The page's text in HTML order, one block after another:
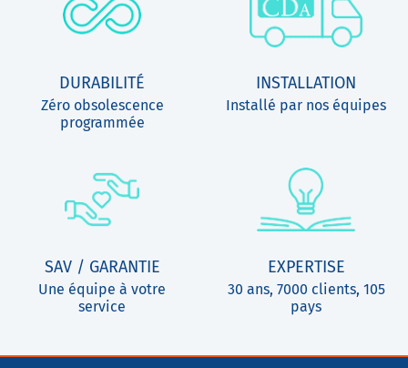
DURABILITÉ
Zéro obsolescence
programmée
INSTALLATION
Installé par nos équipes
SAV / GARANTIE
Une équipe à votre
service
EXPERTISE
30 ans, 7000 clients, 105
pays